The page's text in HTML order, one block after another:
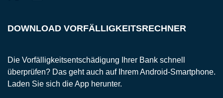
DOWNLOAD VORFÄLLIGKEITSRECHNER
Die Vorfälligkeitsentschädigung Ihrer Bank schnell
überprüfen? Das geht auch auf Ihrem Android-Smartphone.
Laden Sie sich die App herunter.